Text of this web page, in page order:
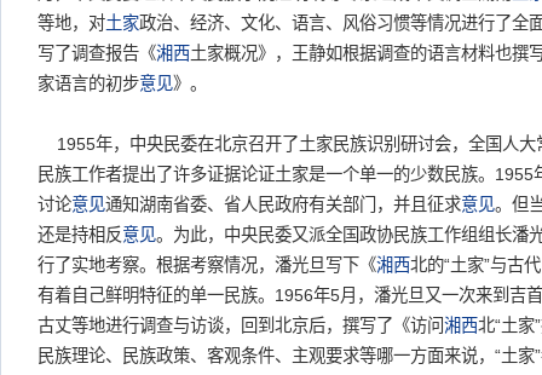
等地，对土家政治、经济、文化、语言、风俗习惯等情况进行了全
写了调查报告《湘西土家概况》，王静如根据调查的语言材料也撰
家语言的初步意见》。
1955年，中央民委在北京召开了土家民族识别研讨会，全国人大
民族工作者提出了许多证据论证土家是一个单一的少数民族。
讨论意见通知湖南省委、省人民政府有关部门，并且征求意见。但
还是持相反意见。为此，中央民委又派全国政协民族工作组组长潘
行了实地考察。根据考察情况，潘光旦写下《湘西北的“土家”与古
有着自己鲜明特征的单一民族。1956年5月，潘光旦又一次来到吉
古丈等地进行调查与访谈，回到北京后，撰写了《访问 湘西北“土家
民族理论、民族政策、客观条件、主观要求等哪一方面来说，“土